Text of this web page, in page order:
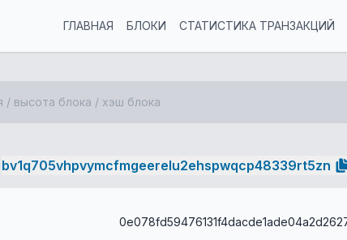
ГЛАВНАЯ БЛОКИ СТАТИСТИКА ТРАНЗАКЦИЙ
bv1q705vhpvymcfmgeerelu2ehspwqcp48339rt5zn